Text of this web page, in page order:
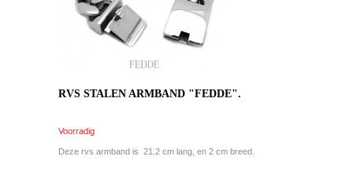
RVS STALEN ARMBAND "FEDDE".
Voorradig
Deze rvs armband is 21.2 cm lang, en 2 cm breed.